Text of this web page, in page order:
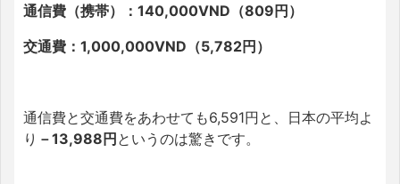
通信費（携帯）：140,000VND（809円）
交通費：1,000,000VND（5,782円）
通信費と交通費をあわせても6,591円と、日本の平均よ
り －13,988円というのは驚きです。